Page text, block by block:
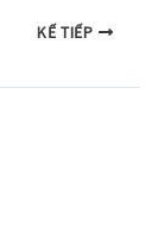
KẾ TIẾP